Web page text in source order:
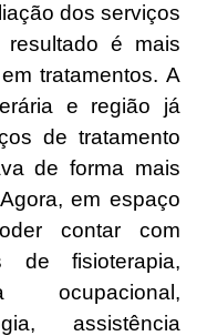
dos serviços
é mais
tratamentos. A
e região já
de tratamento
de forma mais
em espaço
contar com
de fisioterapia,
ocupacional,
assistência